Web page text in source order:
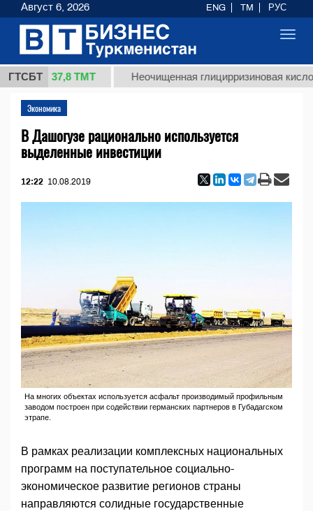
ГТСБТ
37,8 ТМТ Неочищенная глицирризиновая кислота
Экономика
В Дашогузе рационально используется
выделенные инвестиции
12:22 10.08.2019
На многих объектах используется асфальт производимый профильным
заводом построен при содействии германских партнеров в Губадагском
этрапе.
В рамках реализации комплексных национальных
программ на поступательное социально-
экономическое развитие регионов страны
направляются солидные государственные
Август 6, 2026 ENG TM РУС